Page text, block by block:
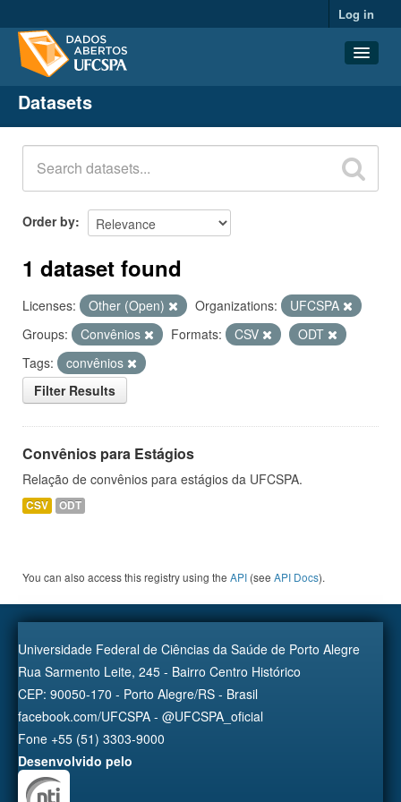
Log in
Datasets
Organizations
Groups
About
Datasets
Order by
1 dataset found
Licenses: Other (Open) Organizations:
UFCSPA
Groups:
Convênios Formats: CSV
ODT
Tags:
convênios
Filter Results
Convênios para Estágios
Relação de convênios para estágios da UFCSPA.
CSV ODT
You can also access this registry using the API (see API Docs).
Universidade Federal de Ciências da Saúde de Porto Alegre
Rua Sarmento Leite, 245 - Bairro Centro Histórico
CEP: 90050-170 - Porto Alegre/RS - Brasil
facebook.com/UFCSPA - @UFCSPA_oficial
Fone +55 (51) 3303-9000
Desenvolvido pelo